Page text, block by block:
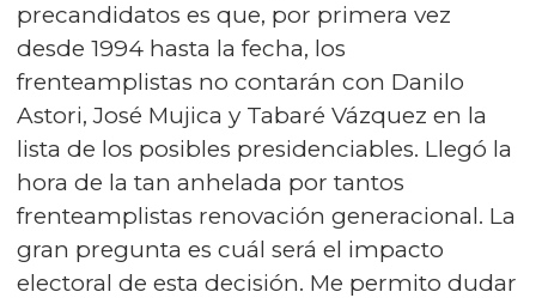
precandidatos es que, por primera vez
desde 1994 hasta la fecha, los
frenteamplistas no contarán con Danilo
Astori, José Mujica y Tabaré Vázquez en la
lista de los posibles presidenciables. Llegó la
hora de la tan anhelada por tantos
frenteamplistas renovación generacional. La
gran pregunta es cuál será el impacto
electoral de esta decisión. Me permito dudar